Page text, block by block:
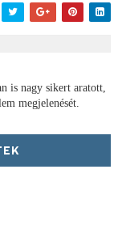
is nagy sikert aratott,
megjelenését.